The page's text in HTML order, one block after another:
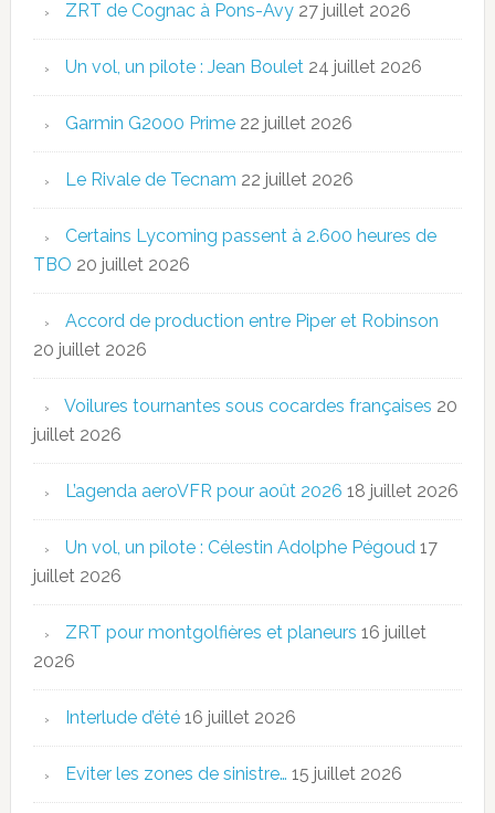
ZRT de Cognac à Pons-Avy 27 juillet 2026
Un vol, un pilote : Jean Boulet 24 juillet 2026
Garmin G2000 Prime 22 juillet 2026
Le Rivale de Tecnam 22 juillet 2026
Certains Lycoming passent à 2.600 heures de
TBO 20 juillet 2026
Accord de production entre Piper et Robinson
20 juillet 2026
Voilures tournantes sous cocardes françaises 20
juillet 2026
L’agenda aeroVFR pour août 2026 18 juillet 2026
Un vol, un pilote : Célestin Adolphe Pégoud 17
juillet 2026
ZRT pour montgolfières et planeurs 16 juillet
2026
Interlude d’été 16 juillet 2026
Eviter les zones de sinistre… 15 juillet 2026